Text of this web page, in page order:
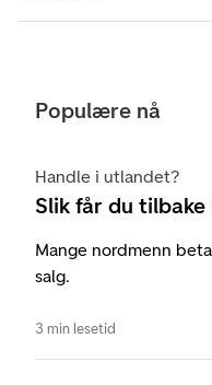
Populære nå
Handle i utlandet?
Slik får du tilbake
Mange nordmenn
salg.
3 min lesetid